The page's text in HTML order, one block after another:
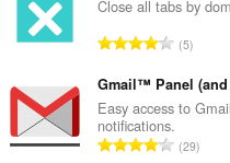
s
z
á
m
a
t
é
k
e
l
é
s
z
s
r
t
é
Close all tabs by
Ö
s
z
e
s
5
Gmail™ Panel
Easy access to
notifications.
Ö29